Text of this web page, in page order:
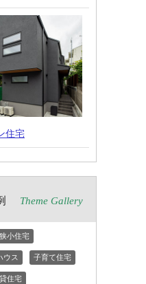
住宅
Theme Gallery
狭小住宅
ウス 子育て住宅
住宅